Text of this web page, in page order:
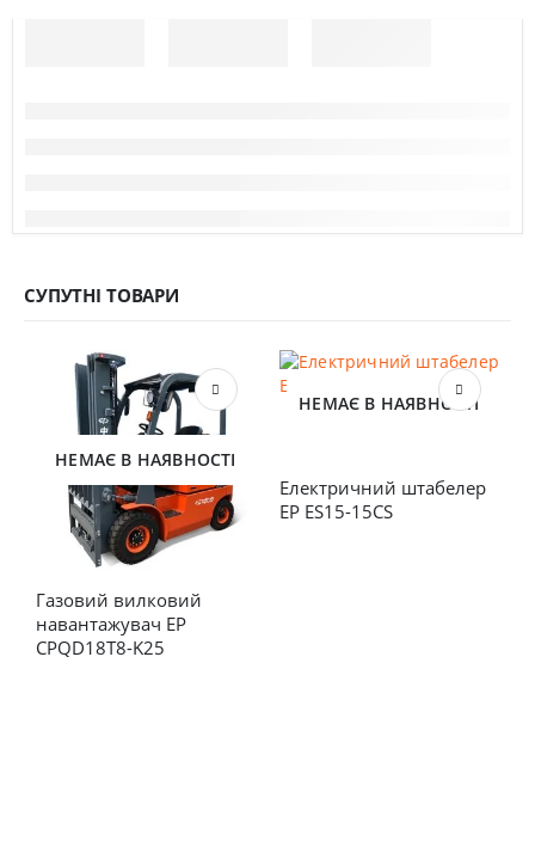
СУПУТНІ ТОВАРИ
НЕМАЄ В НАЯВНОСТІ
Газовий вилковий
навантажувач EP
CPQD18T8-K25
НЕМАЄ В НАЯВНОСТІ
Електричний штабелер
EP ES15-15CS